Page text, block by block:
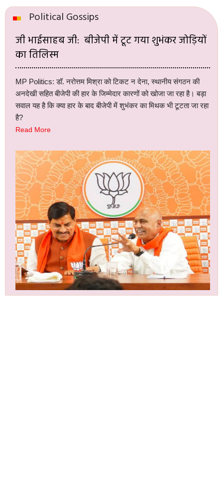
Political Gossips
जी भाईसाहब जी: बीजेपी में टूट गया शुभंकर जोड़ियों
का तिलिस्म
MP Politics: डॉ. नरोत्तम मिश्रा को टिकट न देना, स्थानीय संगठन की
अनदेखी सहित बीजेपी की हार के जिम्मेदार कारणों को खोजा जा रहा है। बड़ा
सवाल यह है कि क्या हार के बाद बीजेपी में शुभंकर का मिथक भी टूटता जा रहा
है?
Read More